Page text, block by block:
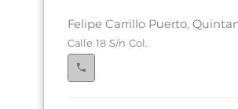
Felipe Carrillo Puerto,
Calle 18 S/n Col.